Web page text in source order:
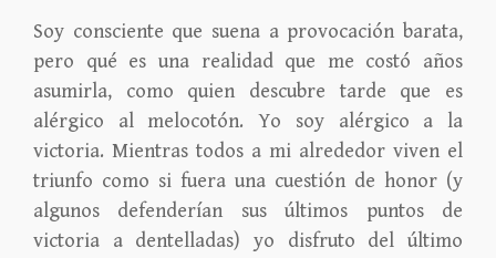
Soy consciente que suena a provocación barata,
pero qué es una realidad que me costó años
asumirla, como quien descubre tarde que es
alérgico al melocotón. Yo soy alérgico a la
victoria. Mientras todos a mi alrededor viven el
triunfo como si fuera una cuestión de honor (y
algunos defenderían sus últimos puntos de
victoria a dentelladas) yo disfruto del último